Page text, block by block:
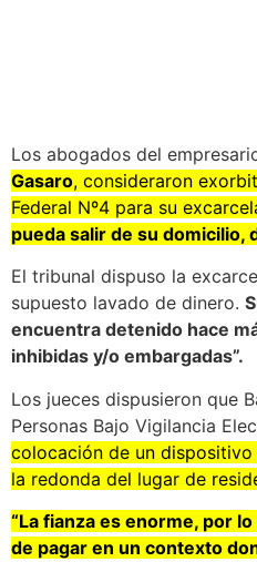
Los abogados del
Gasaro, consideraron
Federal Nº4 para su
pueda salir de su
El tribunal dispuso la
supuesto lavado de dinero.
encuentra detenido hace
inhibidas y/o embargadas”.
Los jueces dispusieron que
Personas Bajo Vigilancia
colocación de un
la redonda del lugar de
“La fianza es enorme, por
de pagar en un contexto